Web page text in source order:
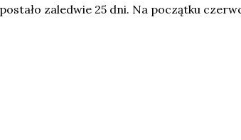
zaledwie 25 dni. Na początku